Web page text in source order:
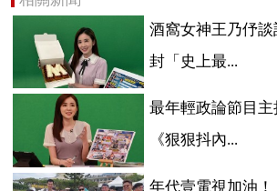
酒窩女神王乃伃
封「史上最...
最年輕政論節目
《狠狠抖內...
年代壹電視加油！